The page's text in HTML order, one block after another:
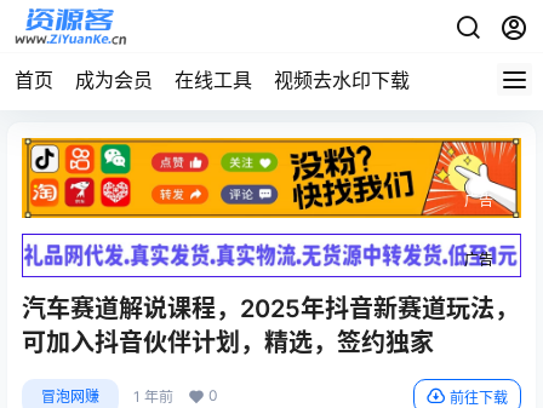
首页 成为会员 在线工具 视频去水印下载
广告
广告
汽车赛道解说课程，2025年抖音新赛道玩法，
可加入抖音伙伴计划，精选，签约独家
冒泡网赚 1 年前 0 前往下载